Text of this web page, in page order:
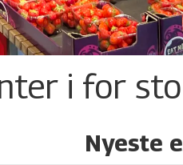
i for
Nyeste